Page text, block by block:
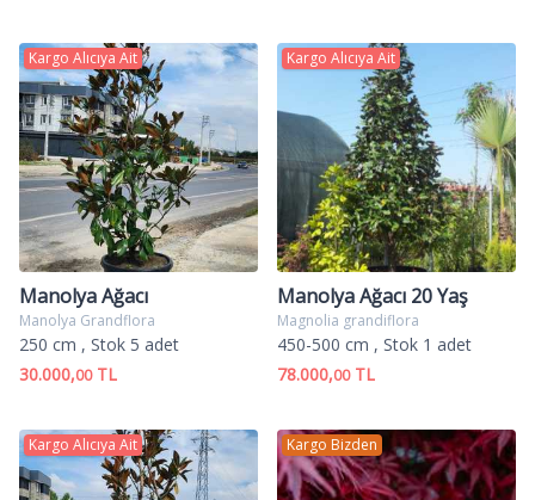
Kargo Alıcıya Ait
Manolya Ağacı
Manolya Grandflora
250 cm , Stok 5 adet
30.000,00TL
Kargo Alıcıya Ait
Manolya Ağacı 20 Yaş
Magnolia grandiflora
450-500 cm , Stok 1 adet
78.000,00TL
Kargo Alıcıya Ait Kargo Bizden